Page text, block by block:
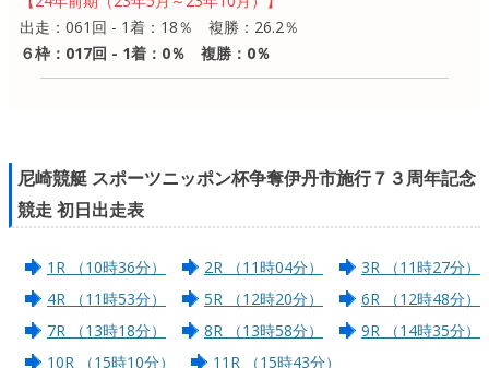
出走：061回 - 1着：18％ 複勝：26.2％
６枠：017回 - 1着：0％ 複勝：0％
尼崎競艇 スポーツニッポン杯争奪伊丹市施行７３周年記念
競走 初日出走表
1R （10時36分） 2R （11時04分）
3R （11時27分）
4R （11時53分）
5R （12時20分）
6R （12時48分）
7R （13時18分）
8R （13時58分）
9R （14時35分）
10R （15時10分）
11R （15時43分）